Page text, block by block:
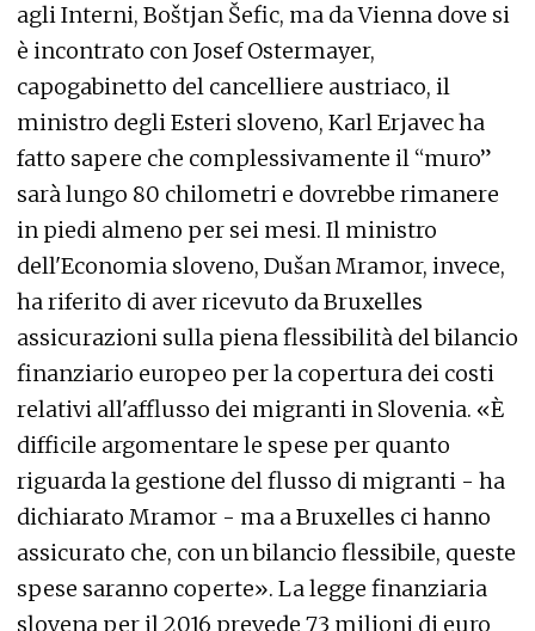
agli Interni, Boštjan Šefic, ma da Vienna dove si
è incontrato con Josef Ostermayer,
capogabinetto del cancelliere austriaco, il
ministro degli Esteri sloveno, Karl Erjavec ha
fatto sapere che complessivamente il “muro”
sarà lungo 80 chilometri e dovrebbe rimanere
in piedi almeno per sei mesi. Il ministro
dell'Economia sloveno, Dušan Mramor, invece,
ha riferito di aver ricevuto da Bruxelles
assicurazioni sulla piena flessibilità del bilancio
finanziario europeo per la copertura dei costi
relativi all'afflusso dei migranti in Slovenia. «È
difficile argomentare le spese per quanto
riguarda la gestione del flusso di migranti - ha
dichiarato Mramor - ma a Bruxelles ci hanno
assicurato che, con un bilancio flessibile, queste
spese saranno coperte». La legge finanziaria
slovena per il 2016 prevede 73 milioni di euro